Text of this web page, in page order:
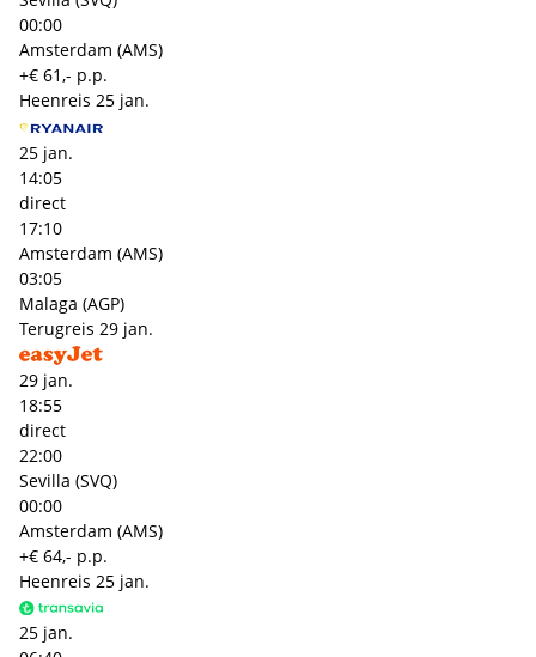
00:00
Amsterdam (AMS)
+€ 61,- p.p.
Heenreis 25 jan.
25 jan.
14:05
direct
17:10
Amsterdam (AMS)
03:05
Malaga (AGP)
Terugreis 29 jan.
29 jan.
18:55
direct
22:00
Sevilla (SVQ)
00:00
Amsterdam (AMS)
+€ 64,- p.p.
Heenreis 25 jan.
25 jan.